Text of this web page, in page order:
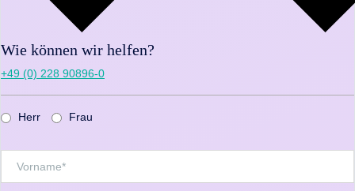
Wie können wir helfen?
+49 (0) 228 90896-0
Herr Frau